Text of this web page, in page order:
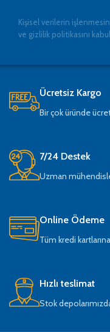
Kişisel verilerin
ve gizlilik politikasını
Ücretsiz Kargo
Bir çok üründe
7/24 Destek
Uzman
Online Ödeme
Tüm kredi
Hızlı teslimat
Stok